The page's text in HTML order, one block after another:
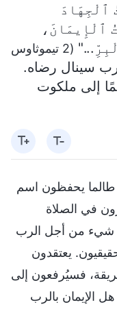
ٱلْجِهَادَ
ٱلْإِيمَانَ،
(2 تيموثاوس
سينال رضاه.
إلى ملكوت
طالما يحفظون اسم
في الصلاة
شيء من أجل الرب
يعتقدون
فسيُرفعون إلى
الإيمان بالرب